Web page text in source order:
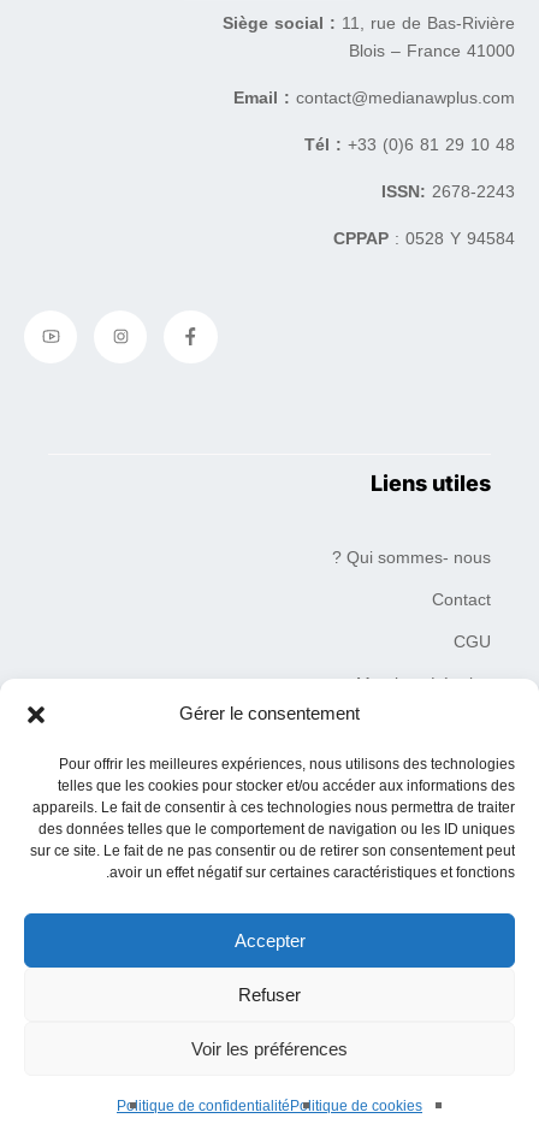
Gérer le consentement
Pour offrir les meilleures expériences, nous utilisons des technologies
telles que les cookies pour stocker et/ou accéder aux informations des
appareils. Le fait de consentir à ces technologies nous permettra de traiter
des données telles que le comportement de navigation ou les ID uniques
sur ce site. Le fait de ne pas consentir ou de retirer son consentement peut
avoir un effet négatif sur certaines caractéristiques et fonctions.
Accepter
Refuser
Voir les préférences
Politique de cookies
Politique de confidentialité
Siège social : 11, rue de Bas-Rivière
41000 Blois – France
Email : contact@medianawplus.com
Tél : +33 (0)6 81 29 10 48
ISSN: 2678-2243
CPPAP : 0528 Y 94584
Liens utiles
Qui sommes- nous ?
Contact
CGU
Mentions Légales
Charte de déontologie
© 2019–2026 Tous droits réservés MediaNaw Plus – siret
Toute reproduction est interdite et toute information provenant de ce site
l’article)